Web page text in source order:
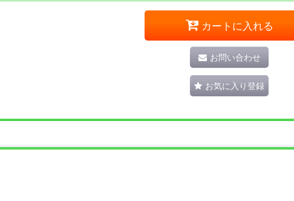
カートに入れる
お問い合わせ
お気に入り登録